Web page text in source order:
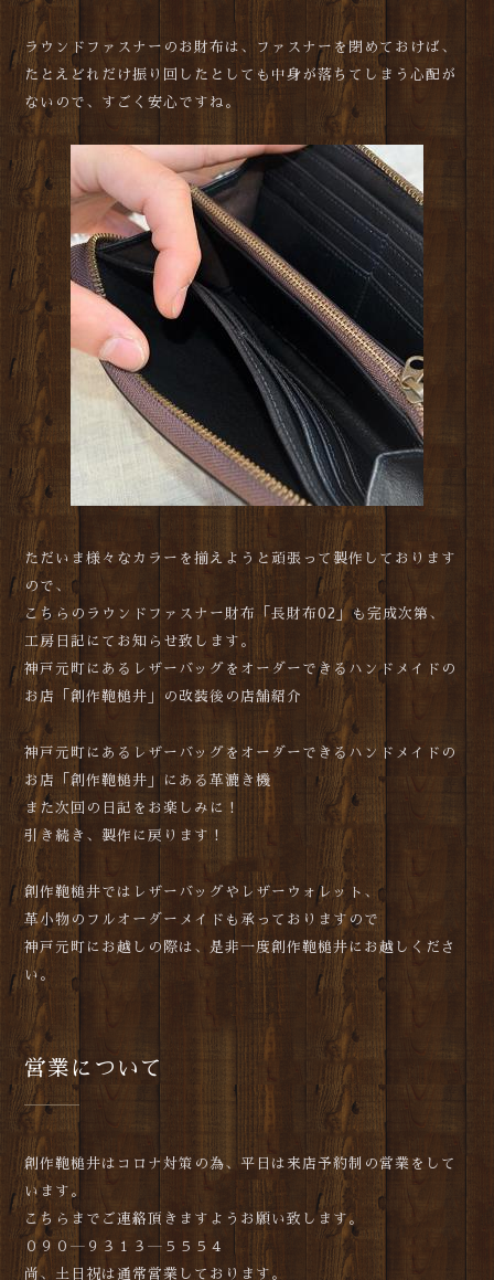
ラウンドファスナーのお財布は、ファスナーを閉めておけば、
たとえどれだけ振り回したとしても中身が落ちてしまう心配が
ないので、すごく安心ですね。
ただいま様々なカラーを揃えようと頑張って製作しております
ので、
こちらのラウンドファスナー財布「長財布02」も完成次第、
工房日記にてお知らせ致します。
神戸元町にあるレザーバッグをオーダーできるハンドメイドの
お店「創作鞄槌井」の改装後の店舗紹介
神戸元町にあるレザーバッグをオーダーできるハンドメイドの
お店「創作鞄槌井」にある革漉き機
また次回の日記をお楽しみに！
引き続き、製作に戻ります！
創作鞄槌井ではレザーバッグやレザーウォレット、
革小物のフルオーダーメイドも承っておりますので
神戸元町にお越しの際は、是非一度創作鞄槌井にお越しくださ
い。
営業について
創作鞄槌井はコロナ対策の為、平日は来店予約制の営業をして
います。
こちらまでご連絡頂きますようお願い致します。
０９０―９３１３―５５５４
尚、土日祝は通常営業しております。